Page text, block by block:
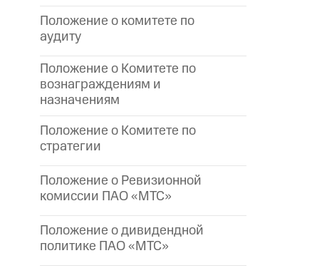
Положение о комитете по
аудиту
Положение о Комитете по
вознаграждениям и
назначениям
Положение о Комитете по
стратегии
Положение о Ревизионной
комиссии ПАО «МТС»
Положение о дивидендной
политике ПАО «МТС»